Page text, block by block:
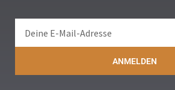
ANMELDEN